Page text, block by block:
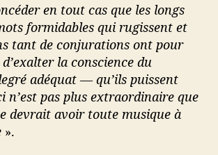
en tout cas que les longs
formidables qui rugissent et
tant de conjurations ont pour
la conscience du
adéquat — qu’ils puissent
n’est pas plus extraordinaire que
devrait avoir toute musique à
».